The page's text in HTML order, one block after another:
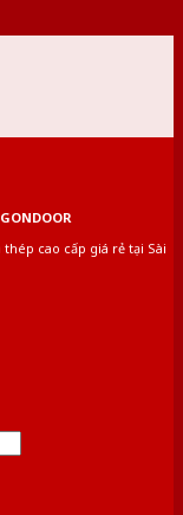
cao cấp giá rẻ tại Sài